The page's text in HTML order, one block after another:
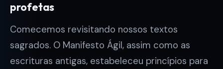
profetas
Comecemos revisitando nossos textos
sagrados. O Manifesto Ágil, assim como as
escrituras antigas, estabeleceu princípios para